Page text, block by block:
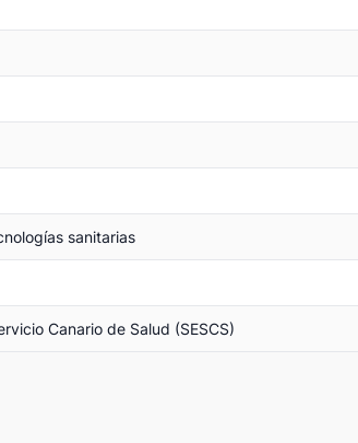
sanitarias
Canario de Salud (SESCS)